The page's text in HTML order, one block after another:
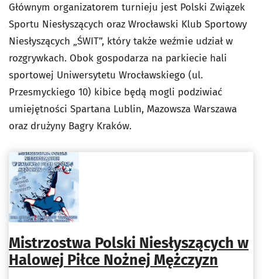
Głównym organizatorem turnieju jest Polski Związek
Sportu Niesłyszących oraz Wrocławski Klub Sportowy
Niesłyszących „ŚWIT”, który także weźmie udział w
rozgrywkach. Obok gospodarza na parkiecie hali
sportowej Uniwersytetu Wrocławskiego (ul.
Przesmyckiego 10) kibice będą mogli podziwiać
umiejętności Spartana Lublin, Mazowsza Warszawa
oraz drużyny Bagry Kraków.
Mistrzostwa Polski Niesłyszących w
Halowej Piłce Nożnej Mężczyzn